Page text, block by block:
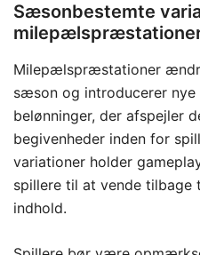
Sæsonbestemte
Milepælspræstationer
sæson og introducerer
belønninger, der afspejler
begivenheder inden for
variationer holder
spillere til at vende
indhold.